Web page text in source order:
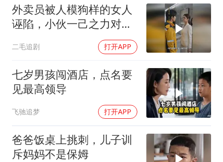
外卖员被人模狗样的女人
诬陷，小伙一己之力对抗
二毛追剧 打开APP
七岁男孩闯酒店，点名要
见最高领导
飞驰追梦 打开APP
爸爸饭桌上挑刺，儿子训
斥妈妈不是保姆